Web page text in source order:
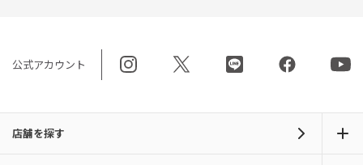
公式アカウント
店舗を探す